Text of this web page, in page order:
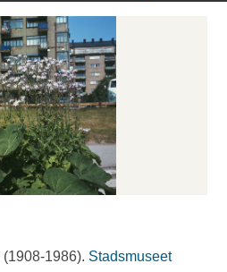
(1908-1986). Stadsmuseet